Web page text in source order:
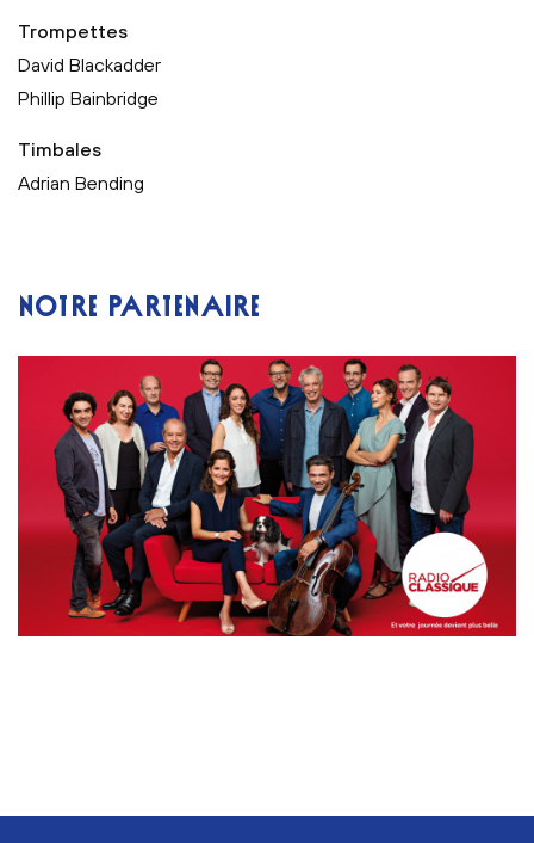
Trompettes
David Blackadder
Phillip Bainbridge
Timbales
Adrian Bending
NOTRE PARTENAIRE